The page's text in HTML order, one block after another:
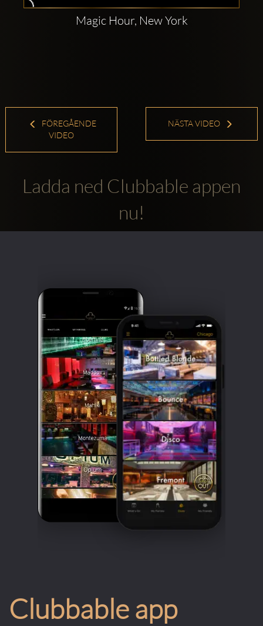
Magic Hour, New York
FÖREGÅENDE
VIDEO
NÄSTA VIDEO
Ladda ned Clubbable appen
nu!
Clubbable app